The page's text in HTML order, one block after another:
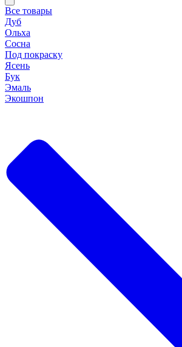
Все товары
Дуб
Ольха
Сосна
Под покраску
Ясень
Бук
Эмаль
Экошпон